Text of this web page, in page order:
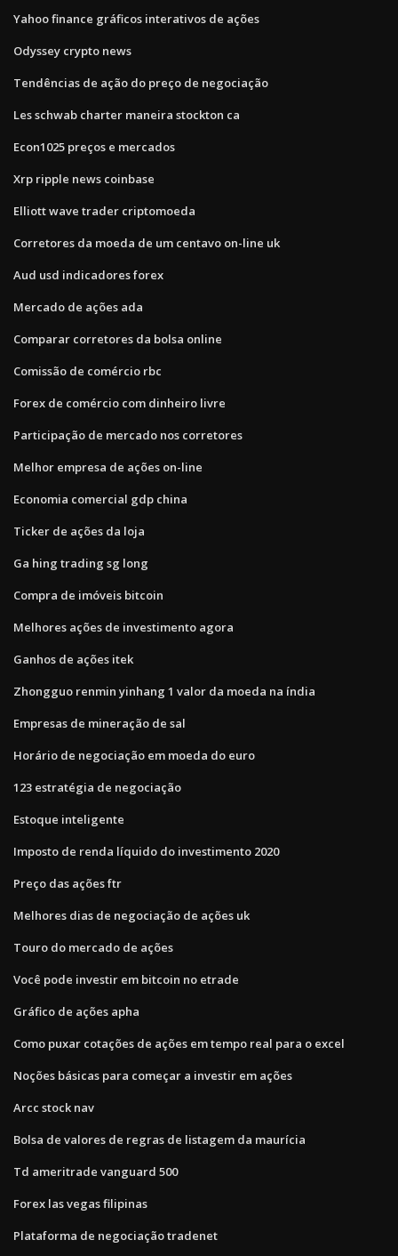
Yahoo finance gráficos interativos de ações
Odyssey crypto news
Tendências de ação do preço de negociação
Les schwab charter maneira stockton ca
Econ1025 preços e mercados
Xrp ripple news coinbase
Elliott wave trader criptomoeda
Corretores da moeda de um centavo on-line uk
Aud usd indicadores forex
Mercado de ações ada
Comparar corretores da bolsa online
Comissão de comércio rbc
Forex de comércio com dinheiro livre
Participação de mercado nos corretores
Melhor empresa de ações on-line
Economia comercial gdp china
Ticker de ações da loja
Ga hing trading sg long
Compra de imóveis bitcoin
Melhores ações de investimento agora
Ganhos de ações itek
Zhongguo renmin yinhang 1 valor da moeda na índia
Empresas de mineração de sal
Horário de negociação em moeda do euro
123 estratégia de negociação
Estoque inteligente
Imposto de renda líquido do investimento 2020
Preço das ações ftr
Melhores dias de negociação de ações uk
Touro do mercado de ações
Você pode investir em bitcoin no etrade
Gráfico de ações apha
Como puxar cotações de ações em tempo real para o excel
Noções básicas para começar a investir em ações
Arcc stock nav
Bolsa de valores de regras de listagem da maurícia
Td ameritrade vanguard 500
Forex las vegas filipinas
Plataforma de negociação tradenet